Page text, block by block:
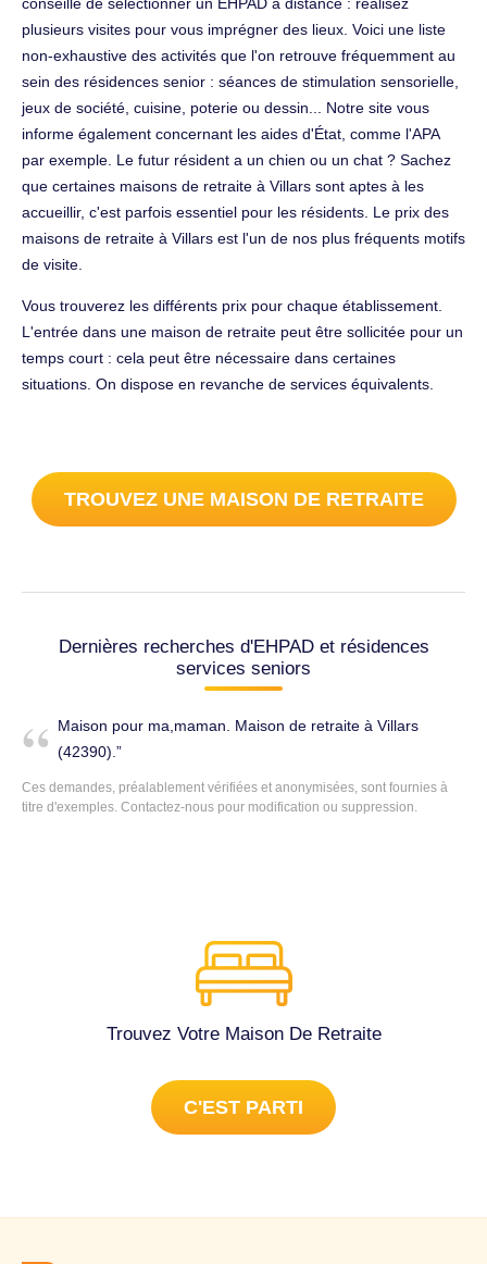
plusieurs visites pour vous imprégner des lieux. Voici une liste
non-exhaustive des activités que l'on retrouve fréquemment au
sein des résidences senior : séances de stimulation sensorielle,
jeux de société, cuisine, poterie ou dessin... Notre site vous
informe également concernant les aides d'État, comme l'APA
par exemple. Le futur résident a un chien ou un chat ? Sachez
que certaines maisons de retraite à Villars sont aptes à les
accueillir, c'est parfois essentiel pour les résidents. Le prix des
maisons de retraite à Villars est l'un de nos plus fréquents motifs
de visite.
Vous trouverez les différents prix pour chaque établissement.
L'entrée dans une maison de retraite peut être sollicitée pour un
temps court : cela peut être nécessaire dans certaines
situations. On dispose en revanche de services équivalents.
TROUVEZ UNE MAISON DE RETRAITE
Dernières recherches d'EHPAD et résidences
services seniors
Maison pour ma,maman. Maison de retraite à Villars
(42390).
Ces demandes, préalablement vérifiées et anonymisées, sont fournies à
titre d'exemples. Contactez-nous pour modification ou suppression.
Trouvez Votre Maison De Retraite
C'EST PARTI